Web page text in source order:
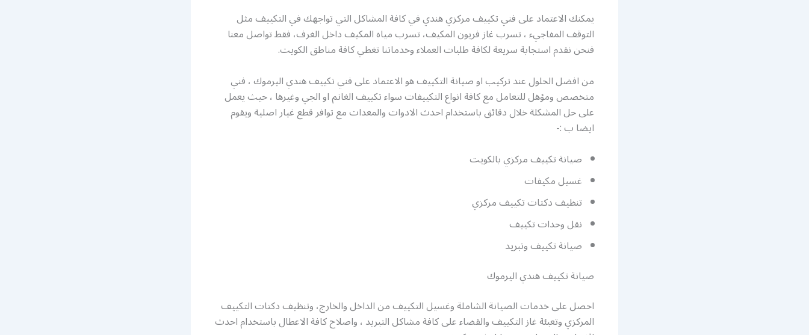
يمكنك الاعتماد على فني تكييف مركزي هندي في كافة المشاكل التي تواجهك في التكييف مثل
التوقف المفاجيء ، تسرب غاز فريون المكيف، تسرب مياه المكيف داخل الغرف، فقط تواصل معنا
فنحن نقدم استجابة سريعة لكافة طلبات العملاء وخدماتنا تغطي كافة مناطق الكويت.
من افضل الحلول عند تركيب او صيانة التكييف هو الاعتماد على فني تكييف هندي اليرموك ، فني
متخصص ومؤهل للتعامل مع كافة انواع التكييفات سواء تكييف الغانم او الجي وغيرها ، حيث يعمل
على حل المشكلة خلال دقائق باستخدام احدث الادوات والمعدات مع توافر قطع غيار اصلية ويقوم
ايضا ب :-
صيانة تكييف مركزي بالكويت
غسيل مكيفات
تنظيف دكتات تكييف مركزي
نقل وحدات تكييف
صيانة تكييف وتبريد
صيانة تكييف هندي اليرموك
احصل على خدمات الصيانة الشاملة وغسيل التكييف من الداخل والخارج، وتنظيف دكتات التكييف
المركزي وتعبئة غاز التكييف والقضاء على كافة مشاكل التبريد ، واصلاح كافة الاعطال باستخدام احدث